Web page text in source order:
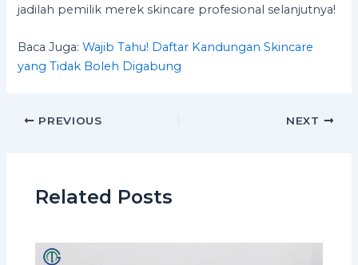
jadilah pemilik merek skincare profesional selanjutnya!
Baca Juga:Wajib Tahu! Daftar Kandungan Skincare
yang Tidak Boleh Digabung
PREVIOUS NEXT
Related Posts